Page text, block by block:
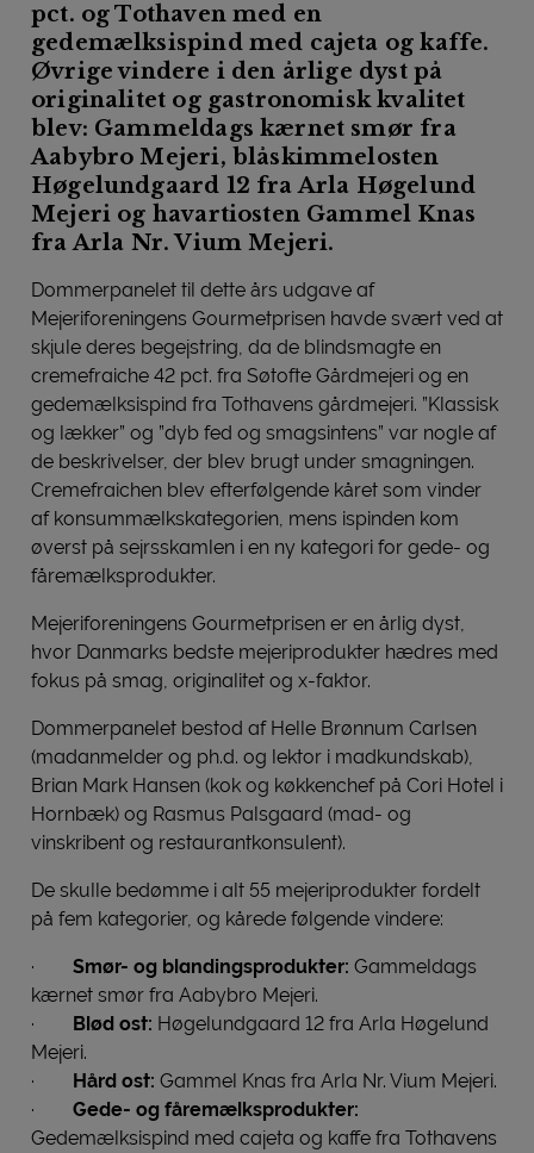
pct. og Tothaven med en
gedemælksispind med cajeta og kaffe.
Øvrige vindere i den årlige dyst på
originalitet og gastronomisk kvalitet
blev: Gammeldags kærnet smør fra
Aabybro Mejeri, blåskimmelosten
Høgelundgaard 12 fra Arla Høgelund
Mejeri og havartiosten Gammel Knas
fra Arla Nr. Vium Mejeri.
Dommerpanelet til dette års udgave af
Mejeriforeningens Gourmetprisen havde svært ved at
skjule deres begejstring, da de blindsmagte en
cremefraiche 42 pct. fra Søtofte Gårdmejeri og en
gedemælksispind fra Tothavens gårdmejeri. ”Klassisk
og lækker” og ”dyb fed og smagsintens” var nogle af
de beskrivelser, der blev brugt under smagningen.
Cremefraichen blev efterfølgende kåret som vinder
af konsummælkskategorien, mens ispinden kom
øverst på sejrsskamlen i en ny kategori for gede- og
fåremælksprodukter.
Mejeriforeningens Gourmetprisen er en årlig dyst,
hvor Danmarks bedste mejeriprodukter hædres med
fokus på smag, originalitet og x-faktor.
Dommerpanelet bestod af Helle Brønnum Carlsen
(madanmelder og ph.d. og lektor i madkundskab),
Brian Mark Hansen (kok og køkkenchef på Cori Hotel i
Hornbæk) og Rasmus Palsgaard (mad- og
vinskribent og restaurantkonsulent).
De skulle bedømme i alt 55 mejeriprodukter fordelt
på fem kategorier, og kårede følgende vindere:
· Smør- og blandingsprodukter: Gammeldags
kærnet smør fra Aabybro Mejeri.
·
Blød ost: Høgelundgaard 12 fra Arla Høgelund
Mejeri.
· Hård ost: Gammel Knas fra Arla Nr. Vium Mejeri.
·
Gede- og fåremælksprodukter:
Gedemælksispind med cajeta og kaffe fra Tothavens